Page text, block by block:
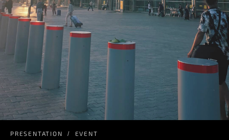
PRESENTATION EVENT